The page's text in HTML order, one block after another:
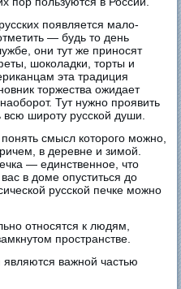
появляется мало-
— будь то день
они тут же приносят
шоколадки, торты и
эта традиция
торжества ожидает
Тут нужно проявить
широту русской души.
смысл которого можно,
в деревне и зимой.
— единственное, что
в доме опуститься до
русской печке можно
относятся к людям,
пространстве.
важной частью